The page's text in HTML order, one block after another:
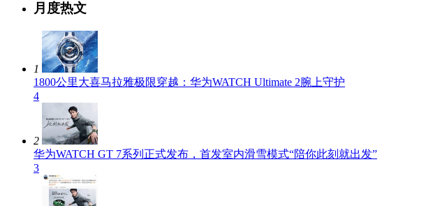
月度热文
1
1800公里大喜马拉雅极限穿越：华为WATCH Ultimate 2腕上守护
4
2
华为WATCH GT 7系列正式发布，首发室内滑雪模式“陪你此刻就出发”
3